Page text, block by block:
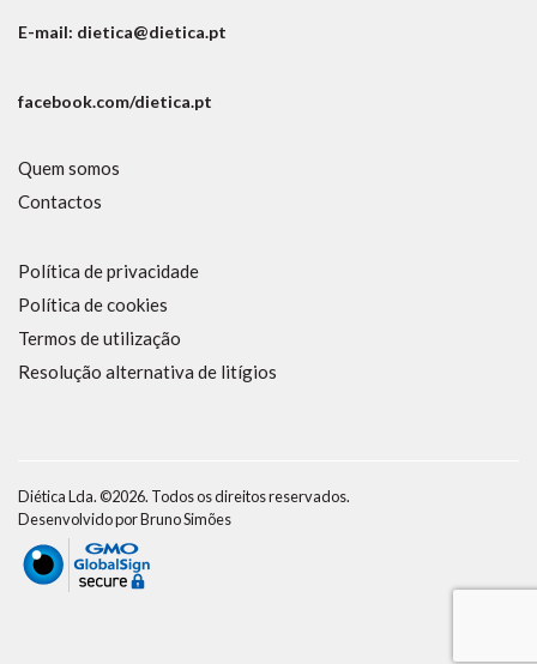
E-mail: dietica@dietica.pt
facebook.com/dietica.pt
Quem somos
Contactos
Política de privacidade
Política de cookies
Termos de utilização
Resolução alternativa de litígios
Diética Lda. ©2026. Todos os direitos reservados.
Desenvolvido porBruno Simões